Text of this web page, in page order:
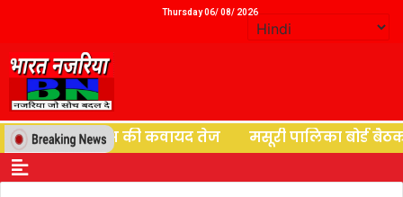
Thursday 06/ 08/ 2026
के पुनर्वास की कवायद तेज मसूरी पालिका बोर्ड बैठक में